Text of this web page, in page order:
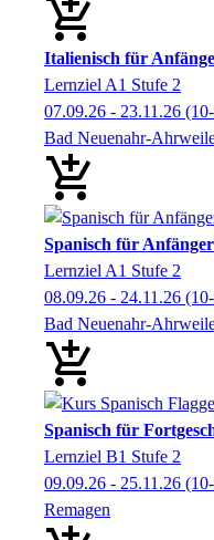
Italienisch für
Lernziel A1 Stufe 2
07.09.26 - 23.11.26
Bad Neuenahr-
Spanisch für
Lernziel A1 Stufe 2
08.09.26 - 24.11.26
Bad Neuenahr-
Spanisch für
Lernziel B1 Stufe 2
09.09.26 - 25.11.26
Remagen